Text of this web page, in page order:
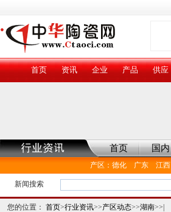
首页 资讯 企业 产品 供应
首页 国内
产区 ： 德化 广东 江西
新闻搜索
您的位置： 首页>行业资讯>>产区动态>>湖南>>|